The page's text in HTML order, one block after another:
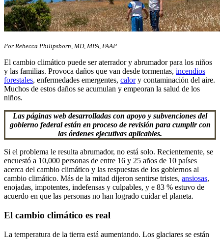
Por Rebecca Philipsborn, MD, MPA, FAAP
El cambio climático puede ser aterrador y abrumador para los niños
y las familias. Provoca daños que van desde tormentas, incendios
forestales, enfermedades emergentes, calory contaminación del aire.
Muchos de estos daños se acumulan y empeoran la salud de los
niños.
Las páginas web desarrolladas con apoyo y subvenciones del
gobierno federal están en proceso de revisión para cumplir con
las órdenes ejecutivas aplicables.
Si el problema le resulta abrumador, no está solo. Recientemente, se
encuestó a 10,000 personas de entre 16 y 25 años de 10 países
acerca del cambio climático y las respuestas de los gobiernos al
cambio climático. Más de la mitad dijeron sentirse tristes, ansiosas,
enojadas, impotentes, indefensas y culpables, y e 83 % estuvo de
acuerdo en que las personas no han logrado cuidar el planeta.
El cambio climático es real
La temperatura de la tierra está aumentando. Los glaciares se están